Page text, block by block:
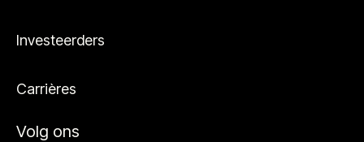
Investeerders
Carrières
Volg ons